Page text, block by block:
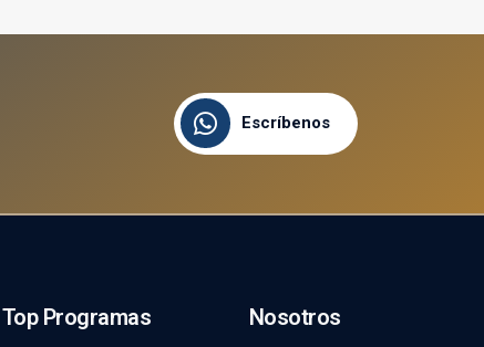
Escríbenos
Top Programas Nosotros